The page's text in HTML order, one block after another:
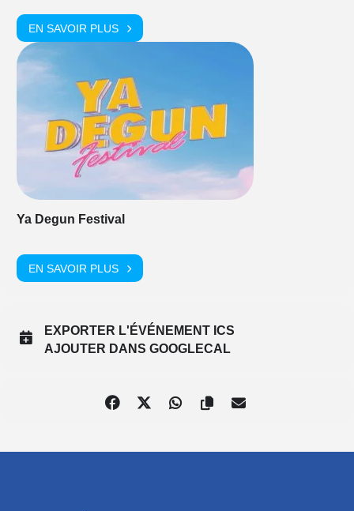
EN SAVOIR PLUS
Ya Degun Festival
EN SAVOIR PLUS
EXPORTER L'ÉVÉNEMENT ICS
AJOUTER DANS GOOGLECAL